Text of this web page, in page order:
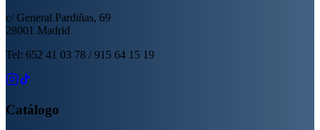
c/ General Pardiñas, 69
28001 Madrid
Tel: 652 41 03 78 / 915 64 15 19
Catálogo